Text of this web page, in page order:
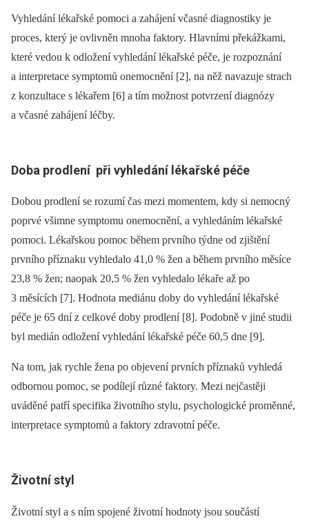
Vyhledání lékařské pomoci a zahájení včasné dia­gnostiky je
proces, který je ovlivněn mnoha faktory. Hlavními překážkami,
které vedou k odložení vyhledání lékařské péče, je rozpoznání
a interpretace symptomů onemocnění [2], na něž navazuje strach
z konzultace s lékařem [6] a tím možnost potvrzení dia­gnózy
a včasné zahájení léčby.
Doba prodlení při vyhledání lékařské péče
Dobou prodlení se rozumí čas mezi momentem, kdy si nemocný
poprvé všimne symptomu onemocnění, a vyhledáním lékařské
pomoci. Lékařskou pomoc během prvního týdne od zjištění
prvního příznaku vyhledalo 41,0 % žen a během prvního měsíce
23,8 % žen; naopak 20,5 % žen vyhledalo lékaře až po
3 měsících [7]. Hodnota mediánu doby do vyhledání lékařské
péče je 65 dní z celkové doby prodlení [8]. Podobně v jiné studii
byl medián odložení vyhledání lékařské péče 60,5 dne [9].
Na tom, jak rychle žena po objevení prvních příznaků vyhledá
odbornou pomoc, se podílejí různé faktory. Mezi nejčastěji
uváděné patří specifika životního stylu, psychologické proměnné,
interpretace symptomů a faktory zdravotní péče.
Životní styl
Životní styl a s ním spojené životní hodnoty jsou součástí